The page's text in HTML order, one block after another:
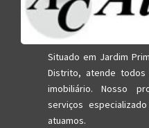
Situado em Jardim
Distrito, atende
imobiliário. Nosso
serviços
atuamos.